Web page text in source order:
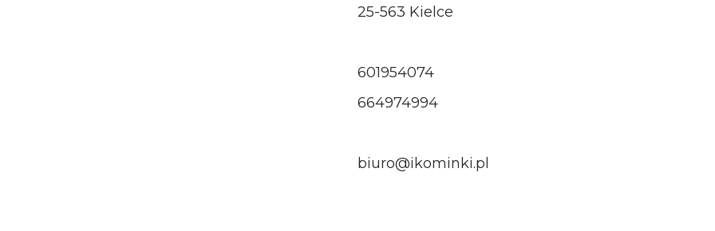
25-563 Kielce
601954074
664974994
biuro@ikominki.pl